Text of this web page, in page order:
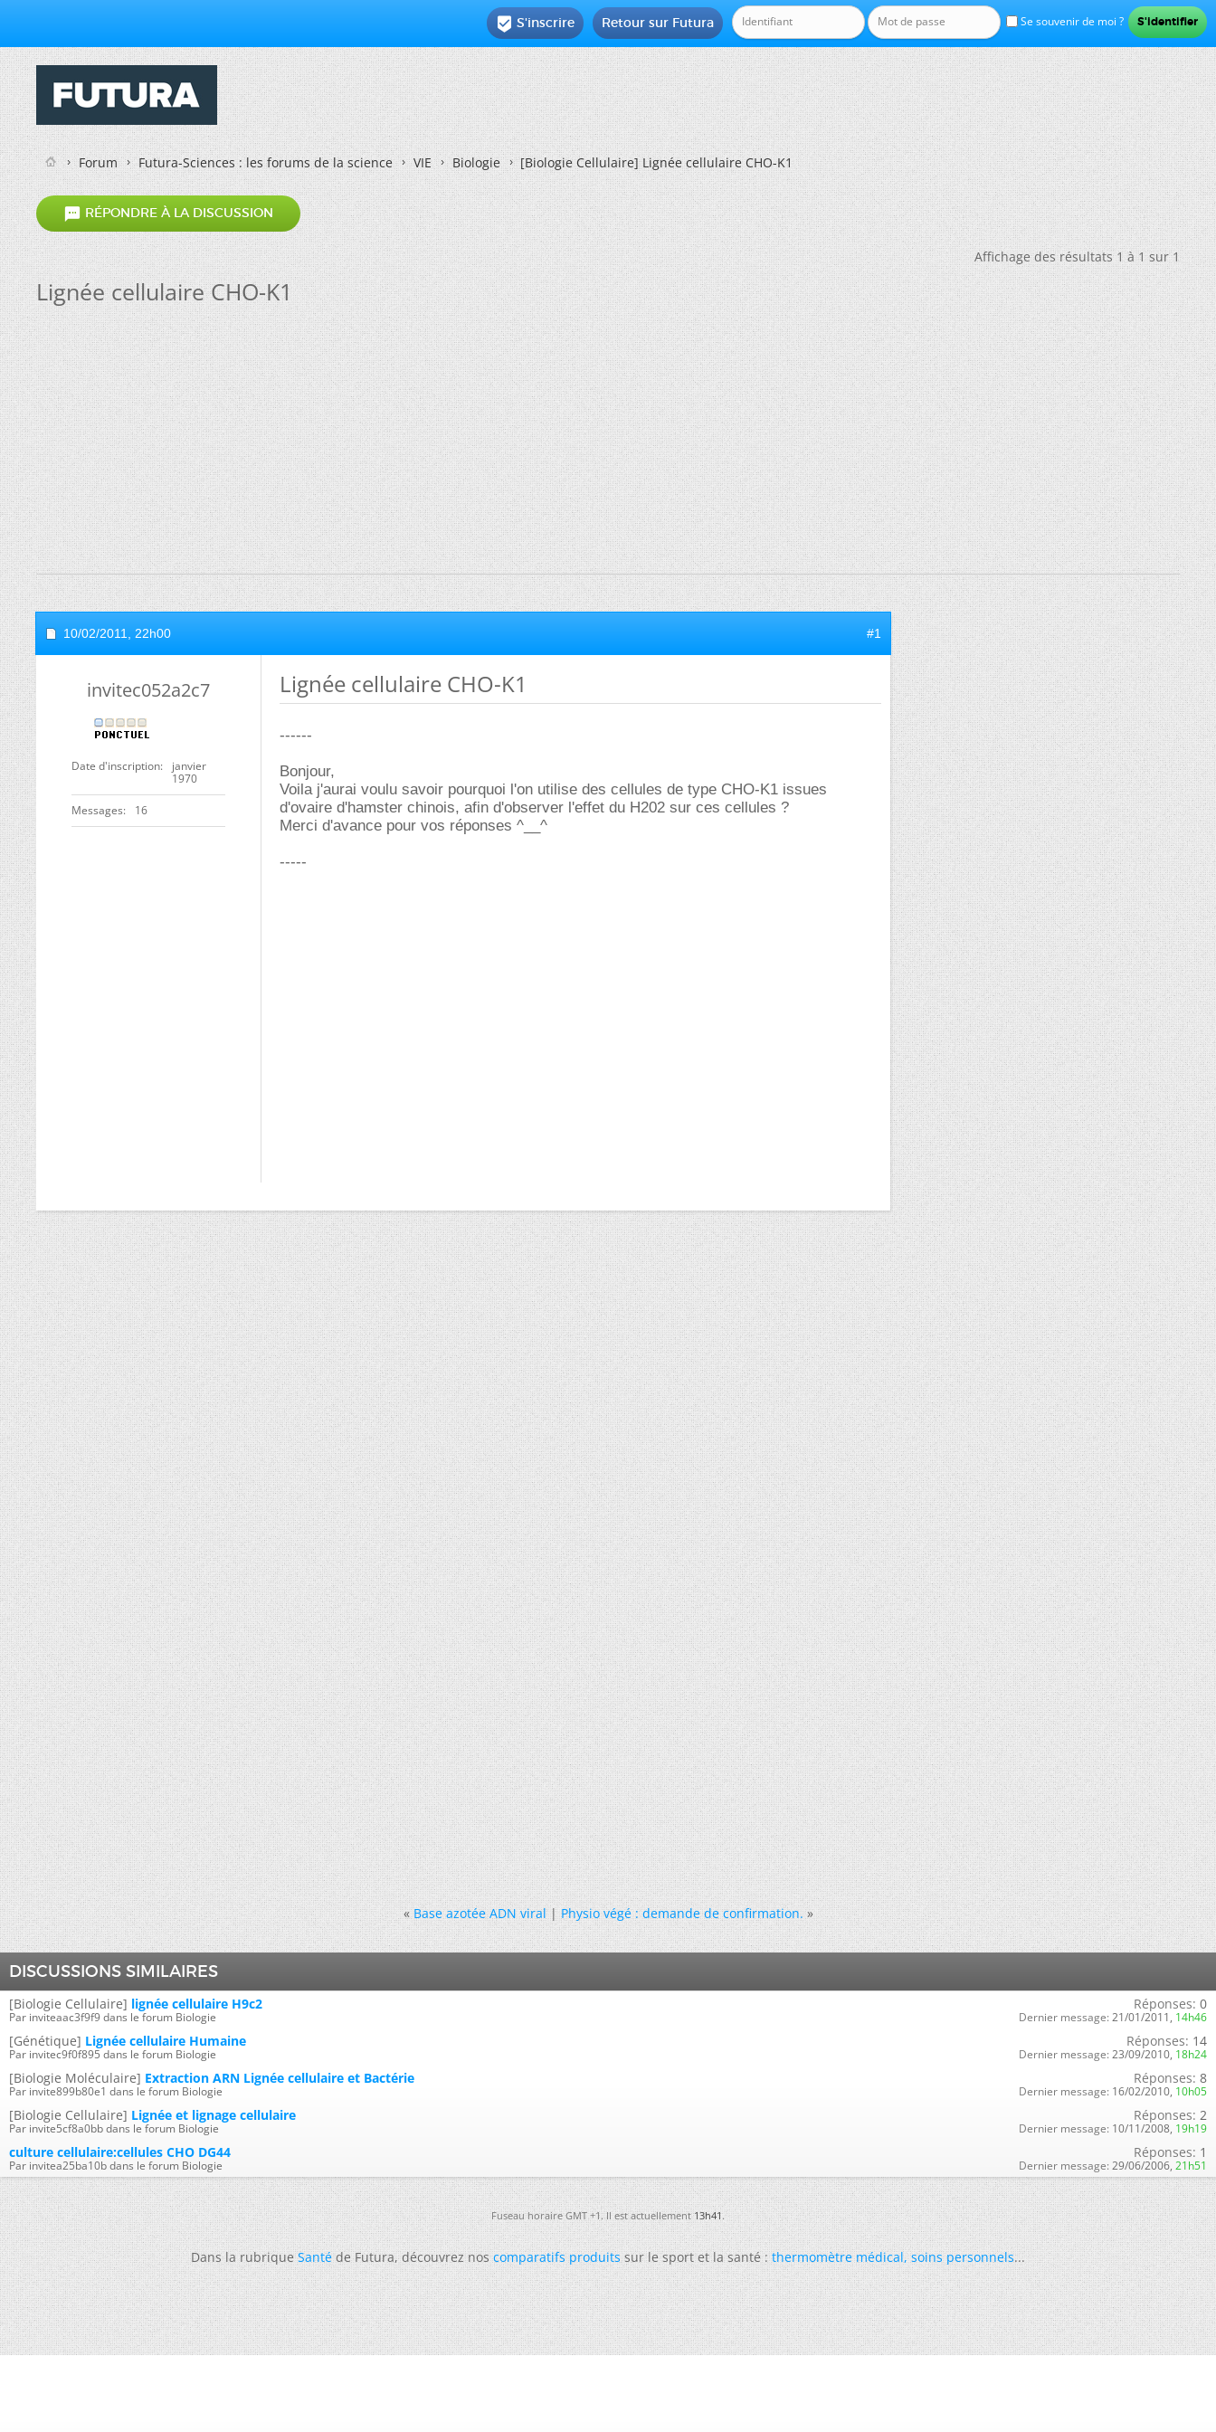
Se souvenir de moi ?
Retour sur Futura
 S'inscrire
Forum Futura-Sciences : les forums de la science VIE Biologie [Biologie Cellulaire]Lignée cellulaire CHO-K1
 RÉPONDRE À LA DISCUSSION
Affichage des résultats 1 à 1 sur 1
Lignée cellulaire CHO-K1
10/02/2011, 22h00 #1
invitec052a2c7
Date d'inscription
janvier
1970
Messages 16
Lignée cellulaire CHO-K1
------
Bonjour,
Voila j'aurai voulu savoir pourquoi l'on utilise des cellules de type CHO-K1 issues
d'ovaire d'hamster chinois, afin d'observer l'effet du H202 sur ces cellules ?
Merci d'avance pour vos réponses ^__^
-----
« Base azotée ADN viral|Physio végé : demande de confirmation. »
DISCUSSIONS SIMILAIRES
[Biologie Cellulaire] lignée cellulaire H9c2
Par inviteaac3f9f9 dans le forum Biologie
Réponses: 0
Dernier message: 21/01/2011, 14h46
[Génétique] Lignée cellulaire Humaine
Par invitec9f0f895 dans le forum Biologie
Réponses: 14
Dernier message: 23/09/2010, 18h24
[Biologie Moléculaire] Extraction ARN Lignée cellulaire et Bactérie
Par invite899b80e1 dans le forum Biologie
Réponses: 8
Dernier message: 16/02/2010, 10h05
[Biologie Cellulaire] Lignée et lignage cellulaire
Par invite5cf8a0bb dans le forum Biologie
Réponses: 2
Dernier message: 10/11/2008, 19h19
culture cellulaire:cellules CHO DG44
Par invitea25ba10b dans le forum Biologie
Réponses: 1
Dernier message: 29/06/2006, 21h51
Fuseau horaire GMT +1. Il est actuellement13h41.
Dans la rubriqueSantéde Futura, découvrez noscomparatifs produitssur le sport et la santé :thermomètre médical,soins personnels...